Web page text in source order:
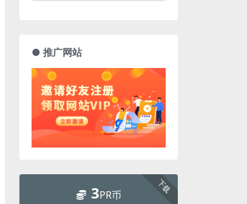
● 推广网站
下载
3PR币